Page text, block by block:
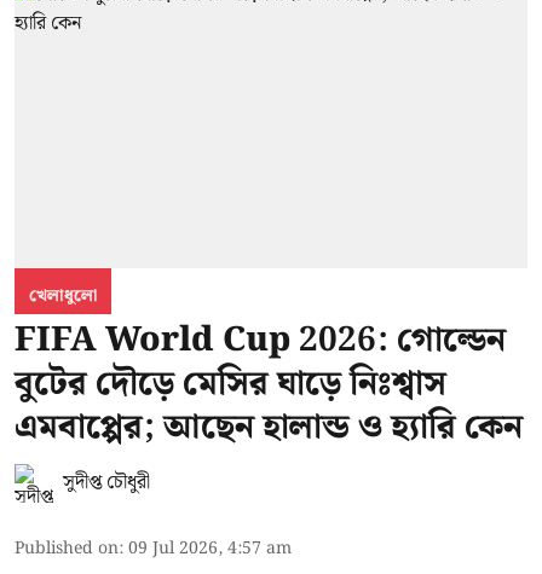
খেলাধুলো
FIFA World Cup 2026: গোল্ডেন
বুটের দৌড়ে মেসির ঘাড়ে নিঃশ্বাস
এমবাপ্পের; আছেন হালান্ড ও হ্যারি কেন
সুদীপ্ত চৌধুরী
Published on:09 Jul 2026, 4:57 am